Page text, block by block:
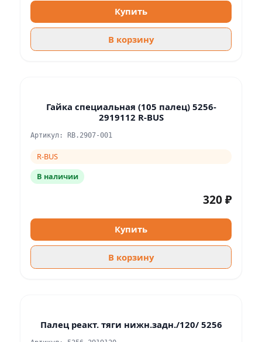
Купить
В корзину
Гайка специальная (105 палец) 5256-
2919112 R-BUS
Артикул: RB.2907-001
R-BUS
В наличии
320 ₽
Купить
В корзину
Палец реакт. тяги нижн.задн./120/ 5256